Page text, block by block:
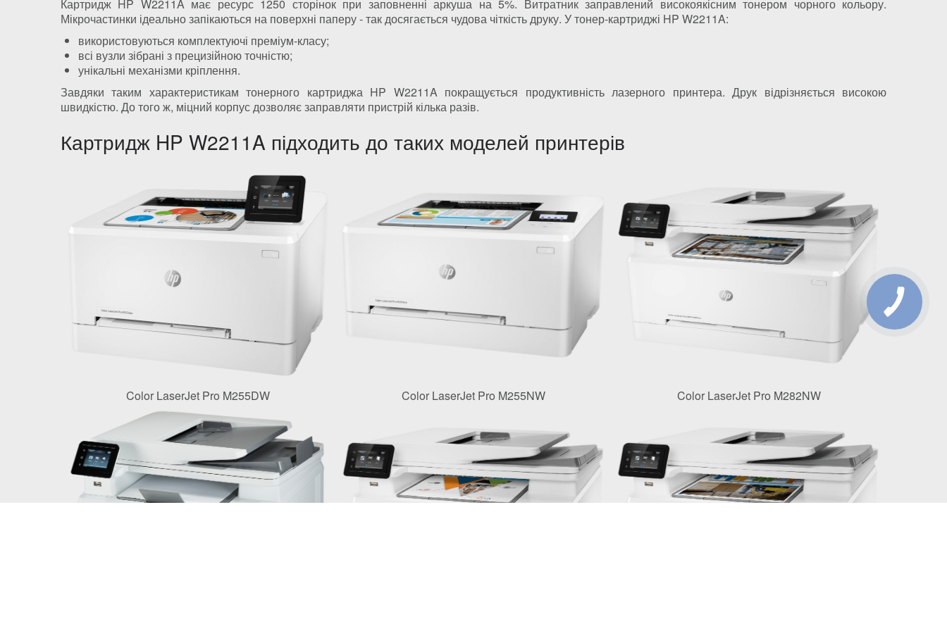
Картридж HP W2211A має ресурс 1250 сторінок при заповненні аркуша на 5%. Витратник заправлений високоякісним тонером чорного кольору.
Мікрочастинки ідеально запікаються на поверхні паперу - так досягається чудова чіткість друку. У тонер-картриджі HP W2211A:
використовуються комплектуючі преміум-класу;
всі вузли зібрані з прецизійною точністю;
унікальні механізми кріплення.
Завдяки таким характеристикам тонерного картриджа HP W2211A покращується продуктивність лазерного принтера. Друк відрізняється високою
швидкістю. До того ж, міцний корпус дозволяє заправляти пристрій кілька разів.
Картридж HP W2211A підходить до таких моделей принтерів
Color LaserJet Pro M255DW Color LaserJet Pro M255NW Color LaserJet Pro M282NW